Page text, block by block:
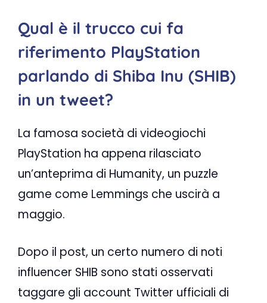
Qual è il trucco cui fa
riferimento PlayStation
parlando di Shiba Inu (SHIB)
in un tweet?
La famosa società di videogiochi
PlayStation ha appena rilasciato
un’anteprima di Humanity, un puzzle
game come Lemmings che uscirà a
maggio.
Dopo il post, un certo numero di noti
influencer SHIB sono stati osservati
taggare gli account Twitter ufficiali di